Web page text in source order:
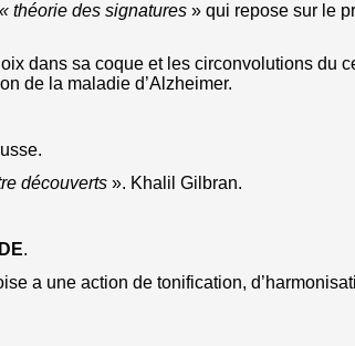
« théorie des signatures » qui repose sur le
dans sa coque et les circonvolutions du
de la maladie d’Alzheimer.
découverts ». Khalil Gilbran.
.
a une action de tonification,